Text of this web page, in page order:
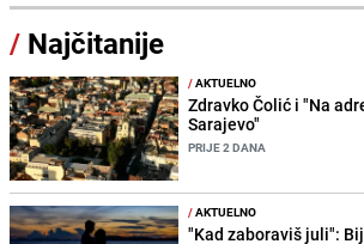
/ Najčitanije
/AKTUELNO
Zdravko Čolić i "Na
Sarajevo"
PRIJE 2 DANA
/AKTUELNO
"Kad zaboraviš juli":